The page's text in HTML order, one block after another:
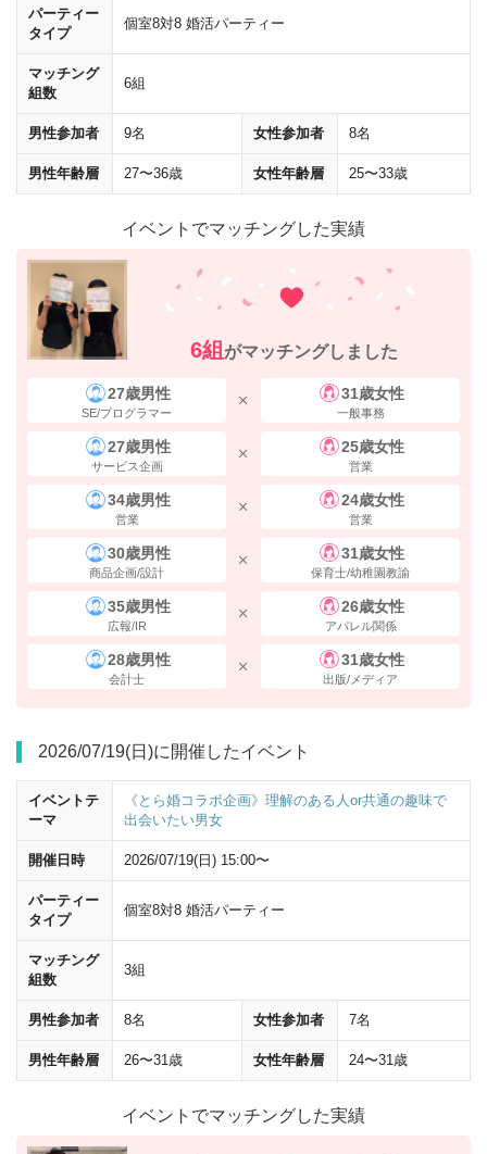
正面の通り（外堀通り）を渡ります。
横断歩道を渡り、
パーティー
タイプ
個室8対8 婚活パーティー
マッチング
組数
6組
男性参加者 9名 女性参加者 8名
男性年齢層 27〜36歳 女性年齢層 25〜33歳
イベントでマッチングした実績
6組 がマッチングしました
27歳男性
SE/プログラマー
31歳女性
一般事務
27歳男性
サービス企画
25歳女性
営業
34歳男性
営業
24歳女性
営業
30歳男性
商品企画/設計
31歳女性
保育士/幼稚園教諭
35歳男性
広報/IR
26歳女性
アパレル関係
28歳男性
会計士
31歳女性
出版/メディア
2026/07/19(日)に開催したイベント
イベントテ
ーマ
《とら婚コラボ企画》理解のある人or共通の趣味で
出会いたい男女
開催日時 2026/07/19(日) 15:00〜
パーティー
タイプ
個室8対8 婚活パーティー
マッチング
組数
3組
男性参加者 8名 女性参加者 7名
男性年齢層 26〜31歳 女性年齢層 24〜31歳
イベントでマッチングした実績